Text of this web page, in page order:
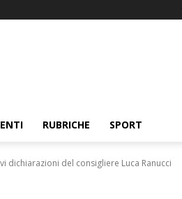
RUBRICHE SPORT
dichiarazioni del consigliere Luca Ranucci